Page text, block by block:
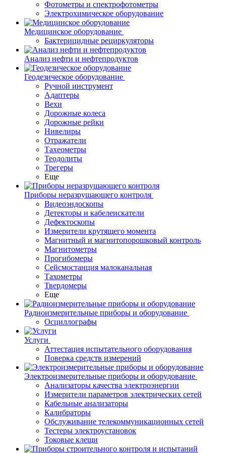
Фотометры и спектрофотометры
Электрохимическое оборудование
Медицинское оборудование
Бактерицидные рециркуляторы
Анализ нефти и нефтепродуктов
Геодезическое оборудование
Ручной инструмент
Адаптеры
Вехи
Дорожные колеса
Дорожные рейки
Нивелиры
Отражатели
Тахеометры
Теодолиты
Трегеры
Еще
Приборы неразрушающего контроля
Видеоэндоскопы
Детекторы и кабелеискатели
Дефектоскопы
Измерители крутящего момента
Магнитный и магнитопорошковый контроль
Магнитометры
Прогибомеры
Сейсмостанция малоканальная
Тахометры
Твердомеры
Еще
Радиоизмерительные приборы и оборудование
Осциллографы
Услуги
Аттестация испытательного оборудования
Поверка средств измерений
Электроизмерительные приборы и оборудование
Анализаторы качества электроэнергии
Измерители параметров электрических сетей
Кабельные анализаторы
Калибраторы
Обслуживание телекоммуникационных сетей
Тестеры электроустановок
Токовые клещи